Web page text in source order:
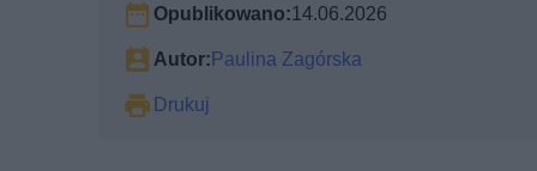
Opublikowano:14.06.2026
Autor:Paulina Zagórska
Drukuj